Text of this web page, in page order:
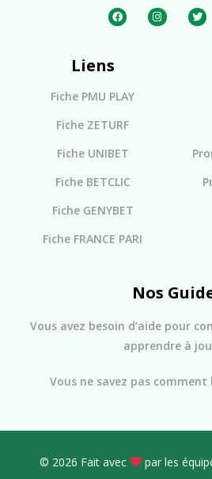
Liens
Fiche PMU PLAY
Fiche ZETURF
Fiche UNIBET
Fiche BETCLIC
Fiche GENYBET
Fiche FRANCE PARI
Nos
Vous avez besoin d’aide pour
apprendre à
Vous ne savez pas comment
© 2026 Fait avec par les